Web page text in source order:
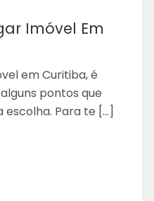
Imóvel Em
em Curitiba, é
pontos que
escolha. Para te […]